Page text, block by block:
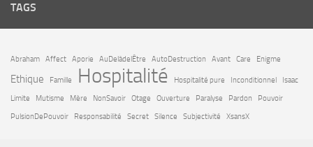
TAGS
Abraham Affect Aporie AuDelàdelÊtre AutoDestruction Avant Care Enigme
Ethique Famille Hospitalité Hospitalité pure Inconditionnel
Isaac
Limite
Mutisme Mère NonSavoir Otage Ouverture Paralyse Pardon
Pouvoir
PulsionDePouvoir
Responsabilité Secret Silence Subjectivité XsansX